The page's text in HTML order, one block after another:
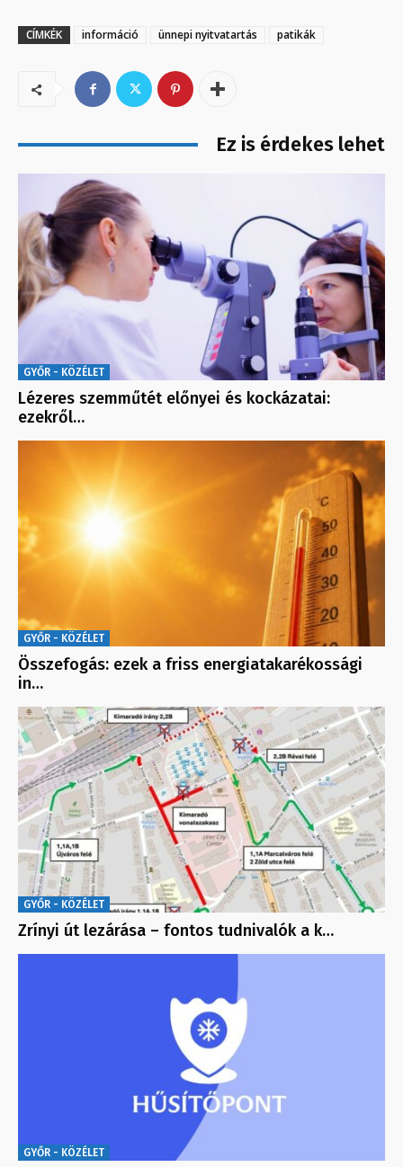
CÍMKÉK információ ünnepi nyitvatartás patikák
Ez is érdekes lehet
GYŐR - KÖZÉLET
Lézeres szemműtét előnyei és kockázatai:
ezekről…
GYŐR - KÖZÉLET
Összefogás: ezek a friss energiatakarékossági
in…
GYŐR - KÖZÉLET
Zrínyi út lezárása – fontos tudnivalók a k…
GYŐR - KÖZÉLET